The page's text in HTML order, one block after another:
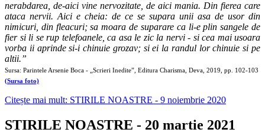
nerabdarea, de-aici vine nervozitate, de aici mania. Din fierea care
ataca nervii. Aici e cheia: de ce se supara unii asa de usor din
nimicuri, din fleacuri; sa moara de suparare ca li-e plin sangele de
fier si li se rup telefoanele, ca asa le zic la nervi - si cea mai usoara
vorba ii aprinde si-i chinuie grozav; si ei la randul lor chinuie si pe
altii.”
Sursa: Parintele Arsenie Boca - „Scrieri Inedite”, Editura Charisma, Deva, 2019, pp. 102-103
(Sursa foto)
Citește mai mult: STIRILE NOASTRE - 9 noiembrie 2020
STIRILE NOASTRE - 20 martie 2021